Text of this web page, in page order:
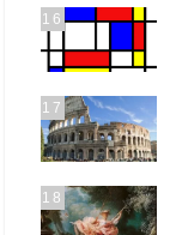
16
17
18